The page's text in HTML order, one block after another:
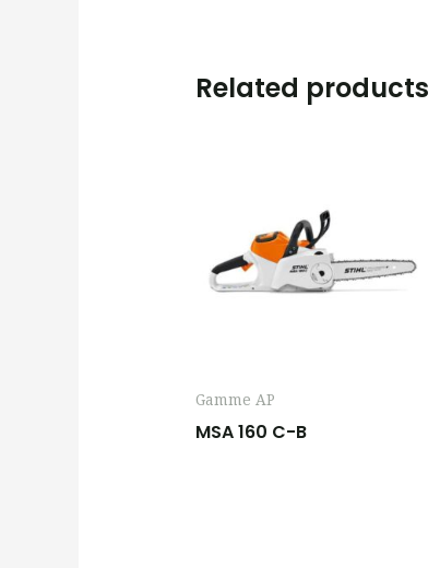
Related products
Gamme AP
MSA 160 C-B